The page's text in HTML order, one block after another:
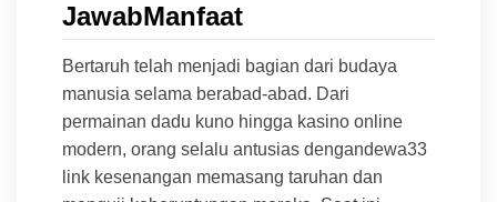
JawabManfaat
Bertaruh telah menjadi bagian dari budaya
manusia selama berabad-abad. Dari
permainan dadu kuno hingga kasino online
modern, orang selalu antusias dengandewa33
link kesenangan memasang taruhan dan